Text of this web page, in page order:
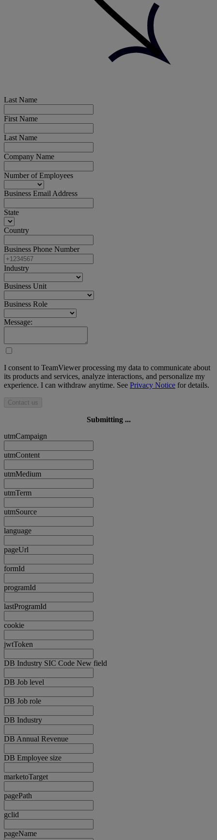
Last Name
First Name
Last Name
Company Name
Number of Employees
Business Email Address
State
Country
Business Phone Number
Industry
Business Unit
Business Role
Message:
I consent to TeamViewer processing my data to communicate about
its products and services, analyze interactions, and personalize my
experience. I can withdraw anytime. See Privacy Notice for details.
Contact us
Submitting ...
utmCampaign
utmContent
utmMedium
utmTerm
utmSource
language
pageUrl
formId
programId
lastProgramId
cookie
jwtToken
DB Industry SIC Code New field
DB Job level
DB Job role
DB Industry
DB Annual Revenue
DB Employee size
marketoTarget
pagePath
gclid
pageName